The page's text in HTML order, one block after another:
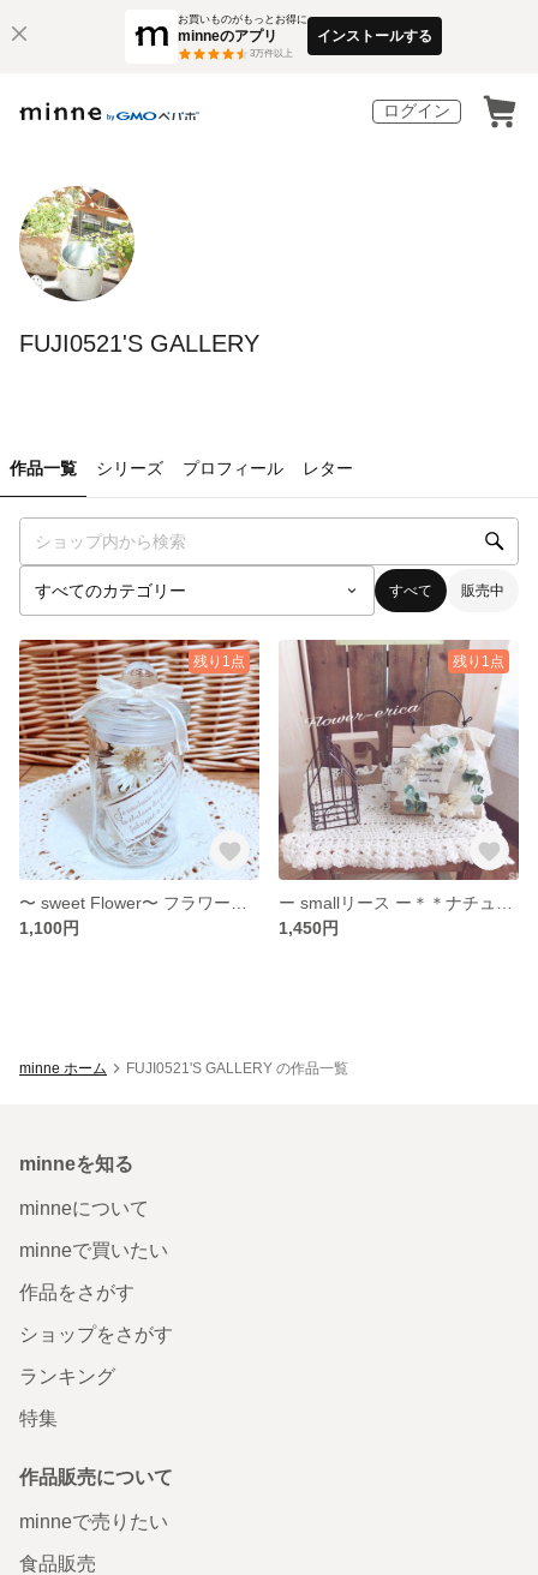
お買いものがもっとお得に
minneのアプリ
3万件以上
インストールする
ログイン
FUJI0521'S GALLERY
作品一覧 シリーズ プロフィール レター
すべて 販売中
残り1点
1,100円
残り1点
1,450円
minne ホーム FUJI0521'S GALLERY の作品一覧
minneを知る
minneについて
minneで買いたい
作品をさがす
ショップをさがす
ランキング
特集
作品販売について
minneで売りたい
食品販売